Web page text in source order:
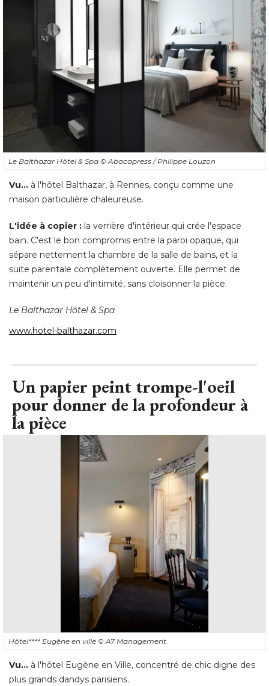
Le Balthazar Hôtel & Spa © Abacapress / Philippe Louzon
Vu... à l'hôtel Balthazar, à Rennes, conçu comme une
maison particulière chaleureuse.
L'idée à copier : la verrière d'intérieur qui crée l'espace
bain. C'est le bon compromis entre la paroi opaque, qui
sépare nettement la chambre de la salle de bains, et la
suite parentale complètement ouverte. Elle permet de
maintenir un peu d'intimité, sans cloisonner la pièce.
Le Balthazar Hôtel & Spa
www.hotel-balthazar.com
Un papier peint trompe-l'oeil
pour donner de la profondeur à
la pièce
Hôtel**** Eugène en ville © A7 Management
Vu... à l'hôtel Eugène en Ville, concentré de chic digne des
plus grands dandys parisiens.